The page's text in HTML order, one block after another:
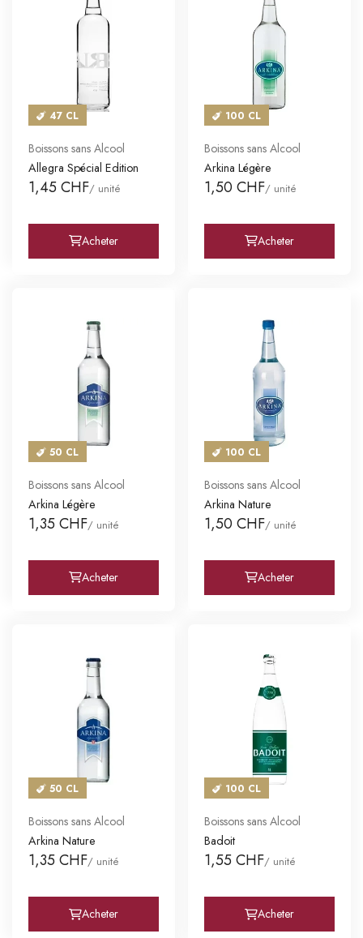
47 CL
Boissons sans Alcool
Allegra Spécial Edition
1,45 CHF/ unité
Acheter
100 CL
Boissons sans Alcool
Arkina Légère
1,50 CHF/ unité
Acheter
50 CL
Boissons sans Alcool
Arkina Légère
1,35 CHF/ unité
Acheter
100 CL
Boissons sans Alcool
Arkina Nature
1,50 CHF/ unité
Acheter
50 CL
Boissons sans Alcool
Arkina Nature
1,35 CHF/ unité
Acheter
100 CL
Boissons sans Alcool
Badoit
1,55 CHF/ unité
Acheter